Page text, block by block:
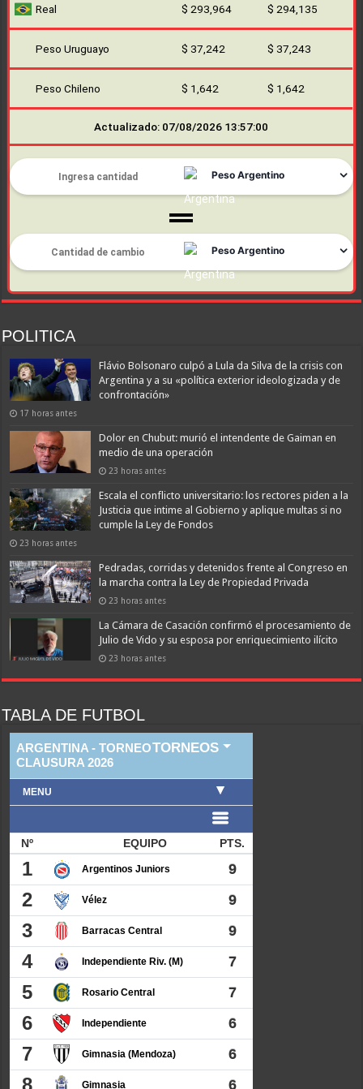
Real $ 293,964 $ 294,135
Peso Uruguayo $ 37,242 $ 37,243
Peso Chileno $ 1,642 $ 1,642
Actualizado: 07/08/2026 13:57:00
POLITICA
Flávio Bolsonaro culpó a Lula da Silva de la crisis con
Argentina y a su «política exterior ideologizada y de
confrontación»
17 horas antes
Dolor en Chubut: murió el intendente de Gaiman en
medio de una operación
23 horas antes
Escala el conflicto universitario: los rectores piden a la
Justicia que intime al Gobierno y aplique multas si no
cumple la Ley de Fondos
23 horas antes
Pedradas, corridas y detenidos frente al Congreso en
la marcha contra la Ley de Propiedad Privada
23 horas antes
La Cámara de Casación confirmó el procesamiento de
Julio de Vido y su esposa por enriquecimiento ilícito
23 horas antes
TABLA DE FUTBOL